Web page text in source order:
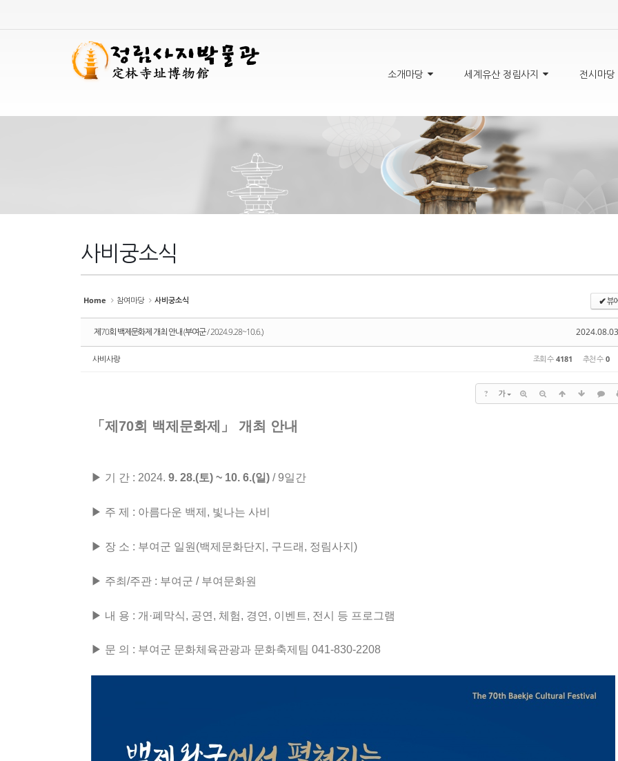
소개마당 세계유산 정림사지 전시마당
사비궁소식
Home 참여마당 사비궁소식 ✔뷰
제70회 백제문화제 개최 안내 (부여군 / 2024.9.28~10.6.)
사비사랑 조회 수 4181 추천 수 0
? 가
「제70회 백제문화제」 개최 안내
▶ 기 간 : 2024. 9. 28.(토) ~ 10. 6.(일) / 9일간
▶ 주 제 : 아름다운 백제, 빛나는 사비
▶ 장 소 : 부여군 일원(백제문화단지, 구드래, 정림사지)
▶ 주최/주관 : 부여군 / 부여문화원
▶ 내 용 : 개·폐막식, 공연, 체험, 경연, 이벤트, 전시 등 프로그램
▶ 문 의 : 부여군 문화체육관광과 문화축제팀 041-830-2208
스케치북5
Sketchbook5,
스케치북5
스케치북5
Sketchbook5,
스케치북5